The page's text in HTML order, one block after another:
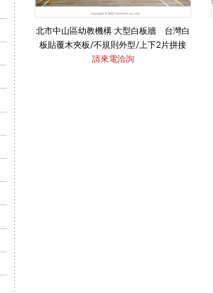
換
北市中山區幼教機構 大型白板牆 台灣白
板貼覆木夾板/不規則外型/上下2片拼接
請來電洽詢